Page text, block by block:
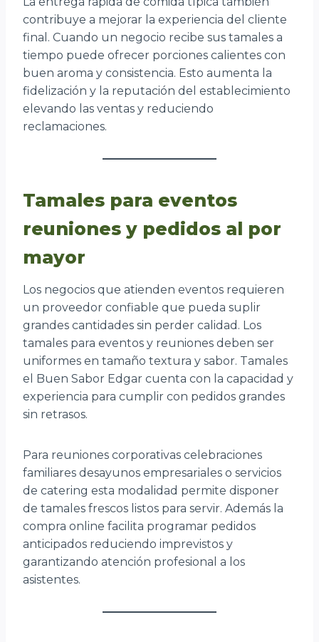
contribuye a mejorar la experiencia del cliente
final. Cuando un negocio recibe sus tamales a
tiempo puede ofrecer porciones calientes con
buen aroma y consistencia. Esto aumenta la
fidelización y la reputación del establecimiento
elevando las ventas y reduciendo
reclamaciones.
Tamales para eventos
reuniones y pedidos al por
mayor
Los negocios que atienden eventos requieren
un proveedor confiable que pueda suplir
grandes cantidades sin perder calidad. Los
tamales para eventos y reuniones deben ser
uniformes en tamaño textura y sabor. Tamales
el Buen Sabor Edgar cuenta con la capacidad y
experiencia para cumplir con pedidos grandes
sin retrasos.
Para reuniones corporativas celebraciones
familiares desayunos empresariales o servicios
de catering esta modalidad permite disponer
de tamales frescos listos para servir. Además la
compra online facilita programar pedidos
anticipados reduciendo imprevistos y
garantizando atención profesional a los
asistentes.